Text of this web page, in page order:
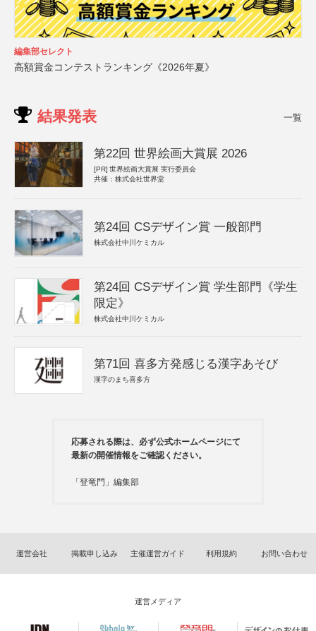
編集部セレクト
高額賞金コンテストランキング《2026年夏》
結果発表 一覧
第22回 世界絵画大賞展 2026
[PR] 世界絵画大賞展 実行委員会
共催：株式会社世界堂
第24回 CSデザイン賞 一般部門
株式会社中川ケミカル
第24回 CSデザイン賞 学生部門《学生
限定》
株式会社中川ケミカル
第71回 喜多方発感じる漢字あそび
漢字のまち喜多方
応募される際は、必ず公式ホームページにて
最新の開催情報をご確認ください。
「登竜門」編集部
運営会社 掲載申し込み 主催運営ガイド 利用規約 お問い合わせ
運営メディア